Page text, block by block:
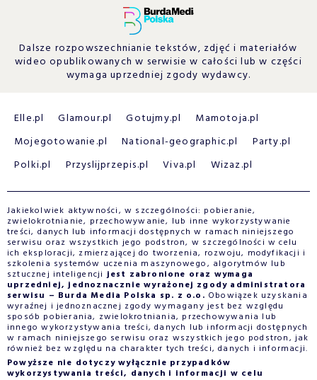
Dalsze rozpowszechnianie tekstów, zdjęć i materiałów
wideo opublikowanych w serwisie w całości lub w części
wymaga uprzedniej zgody wydawcy.
Elle.pl Glamour.pl Gotujmy.pl
Mamotoja.pl
Mojegotowanie.pl
National-geographic.pl
Party.pl
Polki.pl
Przyslijprzepis.pl Viva.pl Wizaz.pl
Jakiekolwiek aktywności, w szczególności: pobieranie,
zwielokrotnianie, przechowywanie, lub inne wykorzystywanie
treści, danych lub informacji dostępnych w ramach niniejszego
serwisu oraz wszystkich jego podstron, w szczególności w celu
ich eksploracji, zmierzającej do tworzenia, rozwoju, modyfikacji i
szkolenia systemów uczenia maszynowego, algorytmów lub
sztucznej inteligencjijest zabronione oraz wymaga
uprzedniej, jednoznacznie wyrażonej zgody administratora
serwisu – Burda Media Polska sp. z o.o. Obowiązek uzyskania
wyraźnej i jednoznacznej zgody wymagany jest bez względu
sposób pobierania, zwielokrotniania, przechowywania lub
innego wykorzystywania treści, danych lub informacji dostępnych
w ramach niniejszego serwisu oraz wszystkich jego podstron, jak
również bez względu na charakter tych treści, danych i informacji.
Powyższe nie dotyczy wyłącznie przypadków
wykorzystywania treści, danych i informacji w celu